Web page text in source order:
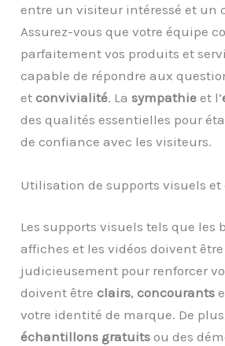
entre un visiteur intéressé et un
Assurez-vous que votre équipe
parfaitement vos produits et
capable de répondre aux
etconvivialité. Lasympathie et l’
des qualités essentielles pour
de confiance avec les visiteurs.
Utilisation de supports visuels et
Les supports visuels tels que les
affiches et les vidéos doivent
judicieusement pour renforcer
doivent êtreclairs,concourants
votre identité de marque. De
échantillons gratuits ou des